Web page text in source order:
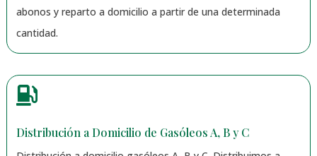
abonos y reparto a domicilio a partir de una determinada
cantidad.

Distribución a Domicilio de Gasóleos A, B y C